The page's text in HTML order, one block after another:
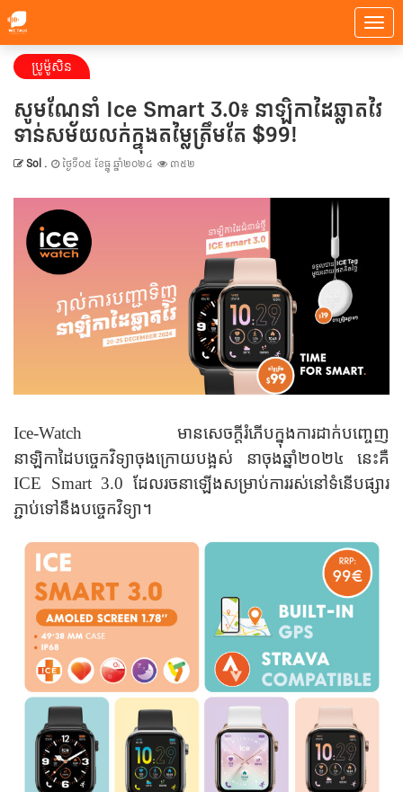
ប្រូម៉ូសិន
សូមណែនាំ Ice Smart 3.0៖ នាឡិកាដៃឆ្លាតវៃ
ទាន់សម័យលក់ក្នុងតម្លៃត្រឹមតែ $99!
Sol . ថ្ងៃទី០៥ ខែធ្នូ ឆ្នាំ២០២៤ ៣៥២
Ice-Watch មានសេចក្តីរំភើបក្នុងការដាក់បញ្ចេញ
នាឡិកាដៃបច្ចេកវិទ្យាចុងក្រោយបង្អស់ នាចុងឆ្នាំ២០២៤ នេះគឺ
ICE Smart 3.0 ដែលរចនាឡើងសម្រាប់ការរស់នៅទំនើបផ្សារ
ភ្ជាប់ទៅនឹងបច្ចេកវិទ្យា។